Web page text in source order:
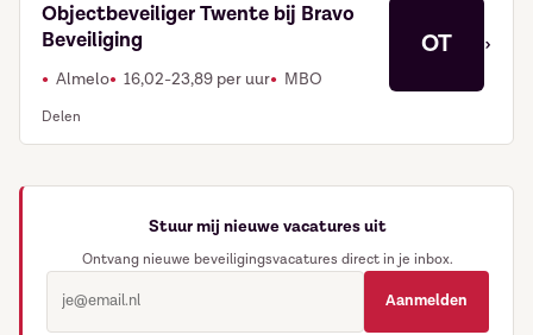
Objectbeveiliger Twente bij Bravo
Beveiliging
Almelo 16,02-23,89 per uur MBO
Delen
OT ›
Stuur mij nieuwe vacatures uit
Ontvang nieuwe beveiligingsvacatures direct in je inbox.
Aanmelden